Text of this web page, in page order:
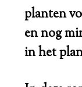
planten
en nog
in het